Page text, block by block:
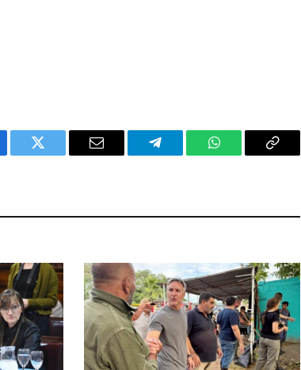
Twitter Email Telegram WhatsAppCopy